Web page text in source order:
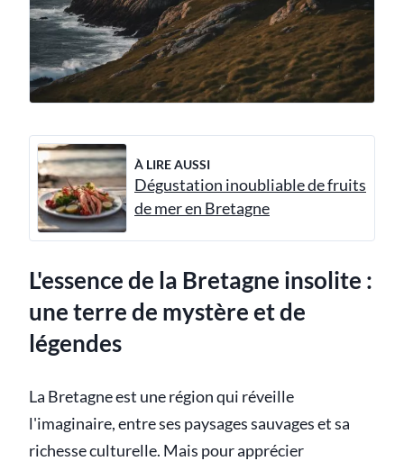
À LIRE AUSSI
Dégustation inoubliable de fruits
de mer en Bretagne
L'essence de la Bretagne insolite :
une terre de mystère et de
légendes
La Bretagne est une région qui réveille
l'imaginaire, entre ses paysages sauvages et sa
richesse culturelle. Mais pour apprécier